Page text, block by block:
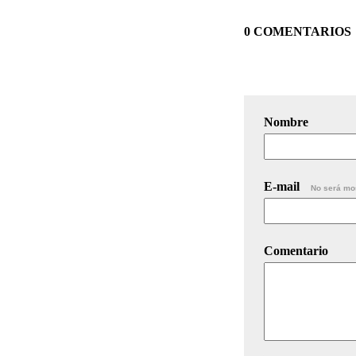
0 COMENTARIOS
Nombre
E-mail No será
Comentario